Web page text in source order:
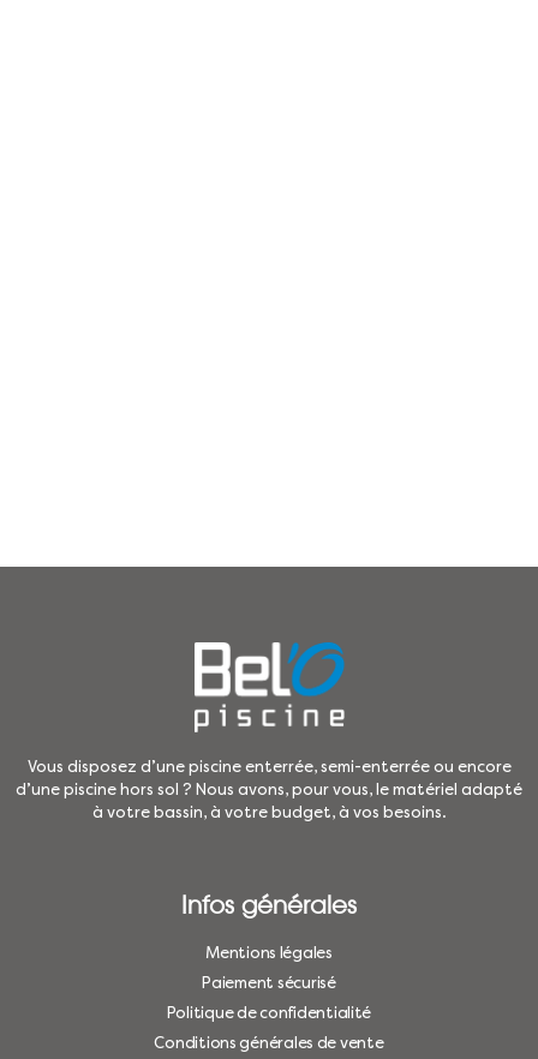
Vous disposez d’une piscine enterrée, semi-enterrée ou encore
d’une piscine hors sol ? Nous avons, pour vous, le matériel adapté
à votre bassin, à votre budget, à vos besoins.
Infos générales
Mentions légales
Paiement sécurisé
Politique de confidentialité
Conditions générales de vente